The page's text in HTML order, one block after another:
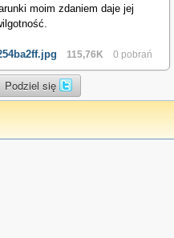
moim zdaniem daje jej
115,76K 0 pobrań
Podziel się